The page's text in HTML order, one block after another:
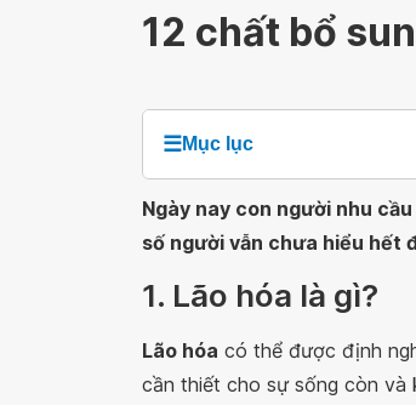
12 chất bổ
☰Mục lục
Ngày nay con người nhu
số người vẫn chưa hiểu hết
1. Lão hóa là gì?
Lão hóa có thể được định
cần thiết cho sự sống còn và